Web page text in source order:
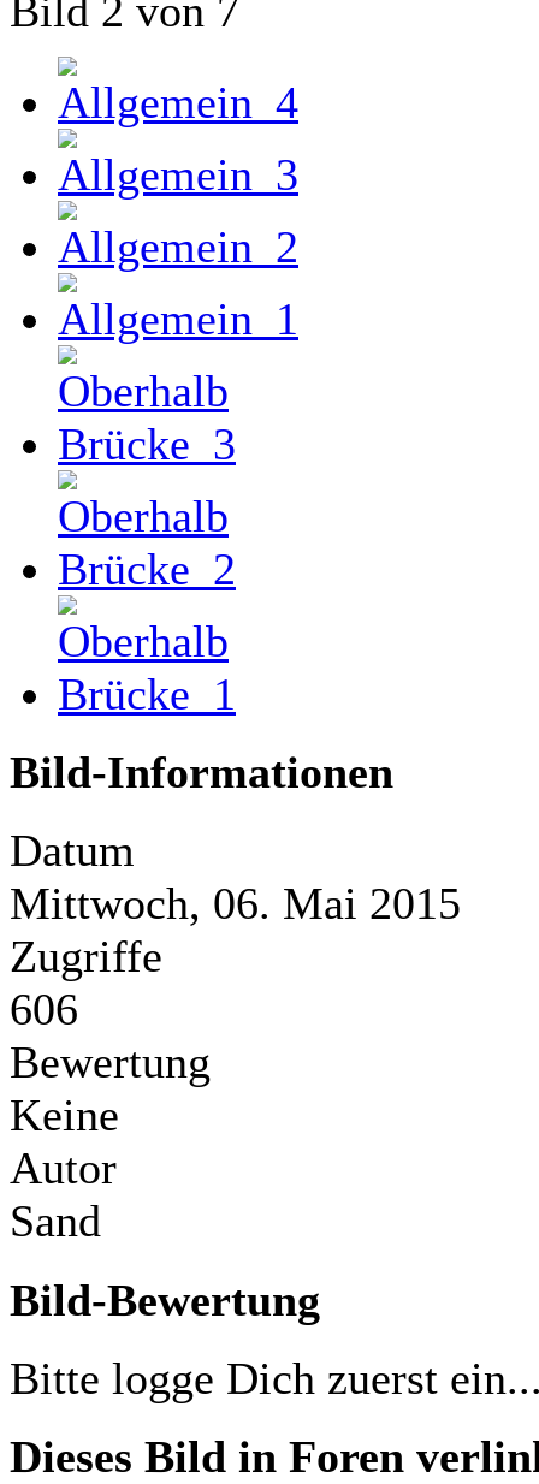
Bild 2 von 7
Bild-Informationen
Datum
Mittwoch, 06. Mai 2015
Zugriffe
606
Bewertung
Keine
Autor
Sand
Bild-Bewertung
Bitte logge Dich zuerst
Dieses Bild in Foren